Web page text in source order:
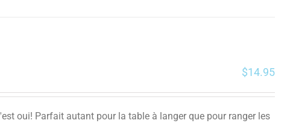
$14.95
oui! Parfait autant pour la table à langer que pour ranger les